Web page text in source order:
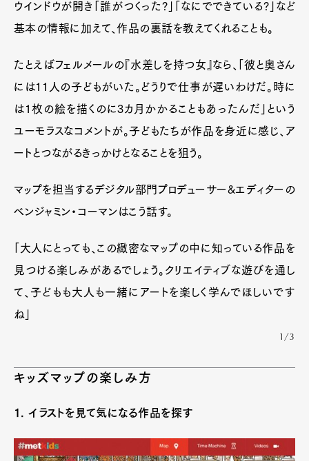
ウインドウが開き「誰がつくった?」「なにでできている?」など
基本の情報に加えて、作品の裏話を教えてくれることも。
たとえばフェルメールの『水差しを持つ女』なら、「彼と奥さん
には11人の子どもがいた。どうりで仕事が遅いわけだ。時に
は1枚の絵を描くのに3カ月かかることもあったんだ」という
ユーモラスなコメントが。子どもたちが作品を身近に感じ、ア
ートとつながるきっかけとなることを狙う。
マップを担当するデジタル部門プロデューサー&エディターの
ベンジャミン・コーマンはこう話す。
「大人にとっても、この緻密なマップの中に知っている作品を
見つける楽しみがあるでしょう。クリエイティブな遊びを通し
て、子どもも大人も一緒にアートを楽しく学んでほしいです
ね」
1/3
キッズマップの楽しみ方
1. イラストを見て気になる作品を探す